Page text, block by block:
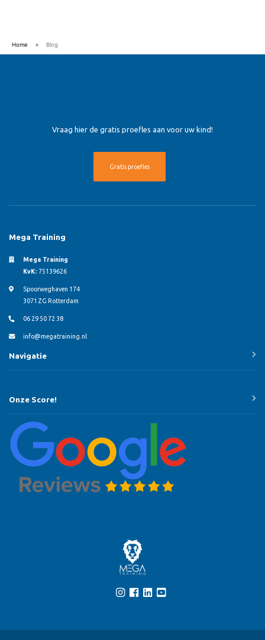
Home » Blog
Vraag hier de gratis proefles aan voor uw kind!
Gratis proefles
Mega Training
Mega Training
KvK: 75139626
Spoorweghaven 174
3071 ZG Rotterdam
06 29 50 72 38
info@megatraining.nl
Navigatie
Onze Score!